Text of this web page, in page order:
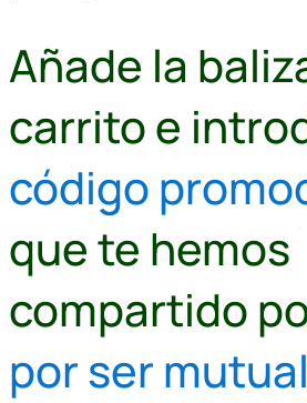
Añade la
carrito e
código
que te hemos
compartido
por ser